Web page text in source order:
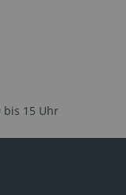
bis 15 Uhr